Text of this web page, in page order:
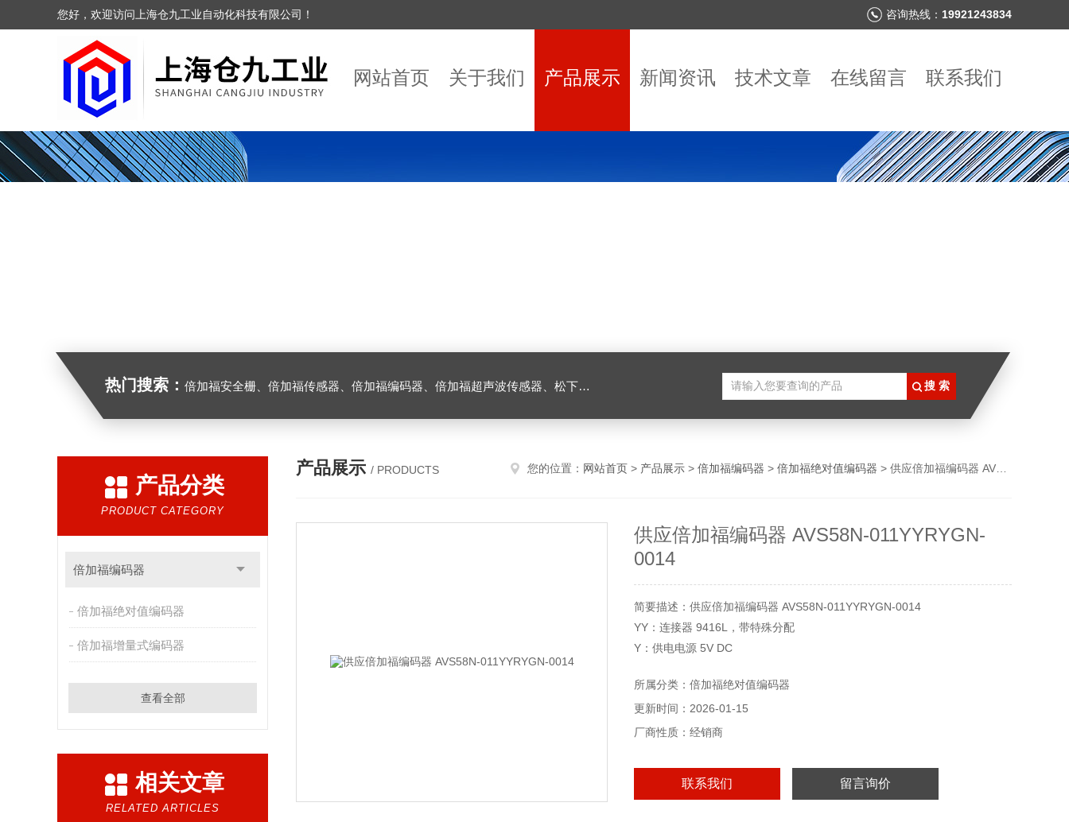
您好，欢迎访问上海仓九工业自动化科技有限公司！ 咨询热线： 19921243834
网站首页 关于我们 产品展示 新闻资讯 技术文章 在线留言 联系我们
热门搜索： 倍加福安全栅、倍加福传感器、倍加福编码器、倍加福超声波传感器、松下伺服驱动器、松下伺服电机、施耐德TM3模块、巴鲁夫位移传感器、易福门流量传感器等产品。
产品分类
PRODUCT CATEGORY
倍加福编码器
倍加福绝对值编码器
倍加福增量式编码器
查看全部
相关文章
RELATED ARTICLES
产品展示 / PRODUCTS 您的位置： 网站首页 > 产品展示 > 倍加福编码器 > 倍加福绝对值编码器 > 供应倍加福编码器 AVS58N-011YYRYGN-0014
供应倍加福编码器 AVS58N-011YYRYGN-
0014
简要描述：供应倍加福编码器 AVS58N-011YYRYGN-0014
YY：连接器 9416L，带特殊分配
Y：供电电源 5V DC
硬件编码器
数据传输速度高达 2 MBaud
光隔离的 RS 422 接口
所属分类：倍加福绝对值编码器
更新时间：2026-01-15
厂商性质：经销商
联系我们 留言询价